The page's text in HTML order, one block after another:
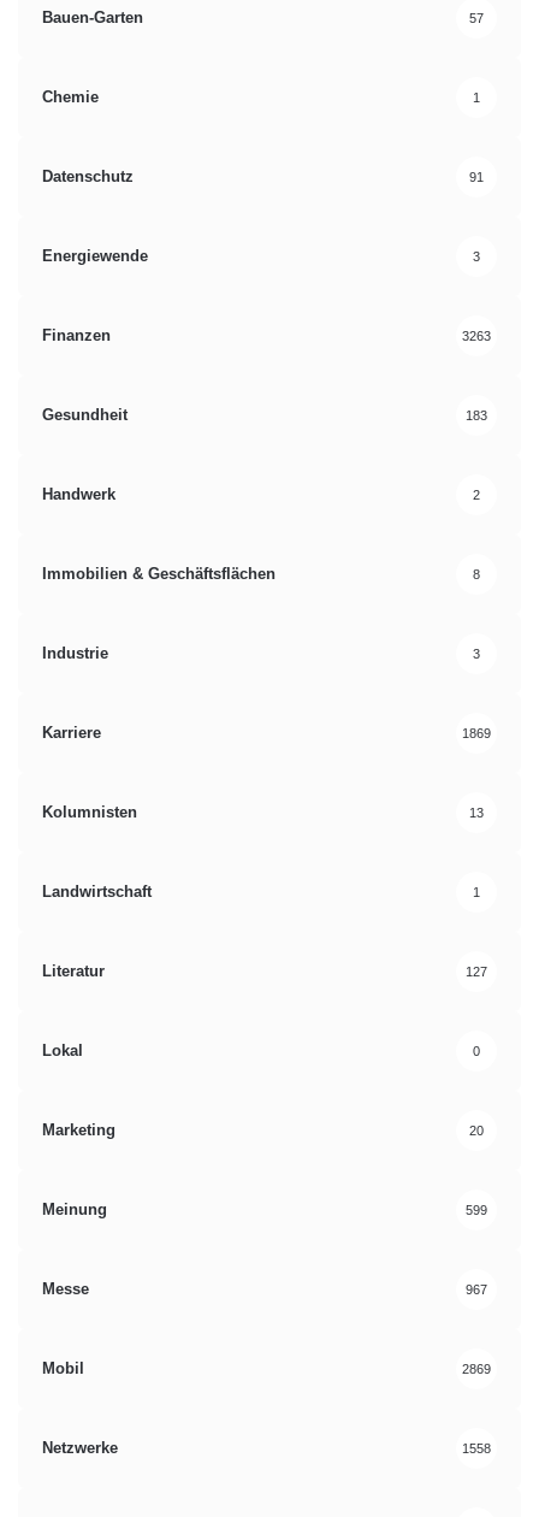
Bauen-Garten 57
Chemie 1
Datenschutz 91
Energiewende 3
Finanzen 3263
Gesundheit 183
Handwerk 2
Immobilien & Geschäftsflächen 8
Industrie 3
Karriere 1869
Kolumnisten 13
Landwirtschaft 1
Literatur 127
Lokal 0
Marketing 20
Meinung 599
Messe 967
Mobil 2869
Netzwerke 1558